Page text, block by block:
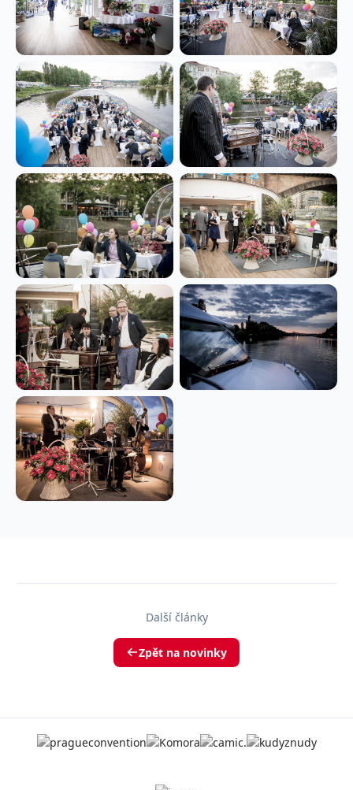
Další články
Zpět na novinky